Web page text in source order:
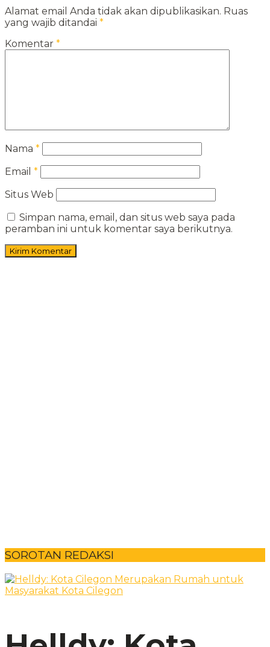
Alamat email Anda tidak akan dipublikasikan. Ruas
yang wajib ditandai *
Komentar *
Nama *
Email *
Situs Web
Simpan nama, email, dan situs web saya pada
peramban ini untuk komentar saya berikutnya.
SOROTAN REDAKSI